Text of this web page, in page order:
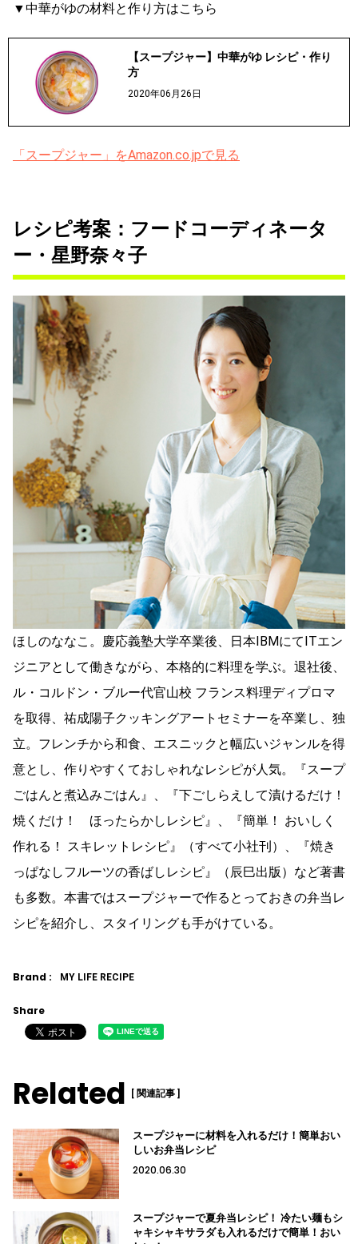
▼中華がゆの材料と作り方はこちら
【スープジャー】中華がゆ レシピ・作り
方
2020年06月26日
「スープジャー」をAmazon.co.jpで見る
レシピ考案：フードコーディネータ
ー・星野奈々子
ほしのななこ。慶応義塾大学卒業後、日本IBMにてITエン
ジニアとして働きながら、本格的に料理を学ぶ。退社後、
ル・コルドン・ブルー代官山校 フランス料理ディプロマ
を取得、祐成陽子クッキングアートセミナーを卒業し、独
立。フレンチから和食、エスニックと幅広いジャンルを得
意とし、作りやすくておしゃれなレシピが人気。『スープ
ごはんと煮込みごはん』、『下ごしらえして漬けるだけ！
焼くだけ！ ほったらかしレシピ』、『簡単！ おいしく
作れる！ スキレットレシピ』（すべて小社刊）、『焼き
っぱなしフルーツの香ばしレシピ』（辰巳出版）など著書
も多数。本書ではスープジャーで作るとっておきの弁当レ
シピを紹介し、スタイリングも手がけている。
Brand : MY LIFE RECIPE
Share
Related [ 関連記事 ]
スープジャーに材料を入れるだけ！簡単おい
しいお弁当レシピ
2020.06.30
スープジャーで夏弁当レシピ！ 冷たい麺もシ
ャキシャキサラダも入れるだけで簡単！おい